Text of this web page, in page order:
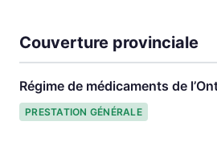
Couverture provinciale
Régime de médicaments de
PRESTATION GÉNÉRALE